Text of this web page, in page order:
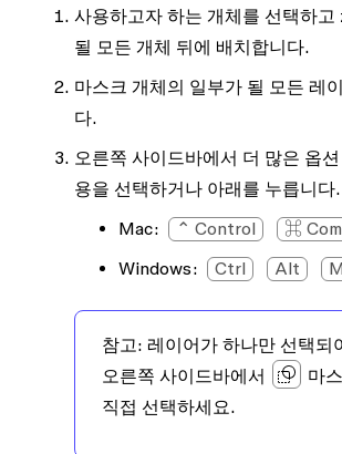
사용하고자 하는 개체를 선택하고
될 모든 개체 뒤에 배치합니다.
마스크 개체의 일부가 될 모든 레
다.
오른쪽 사이드바에서 더 많은 옵션
용을 선택하거나 아래를 누릅니다.
Mac:
⌃ Control ⌘
Windows:
Ctrl Alt
참고: 레이어가 하나만 선택되
오른쪽 사이드바에서
마
직접 선택하세요.